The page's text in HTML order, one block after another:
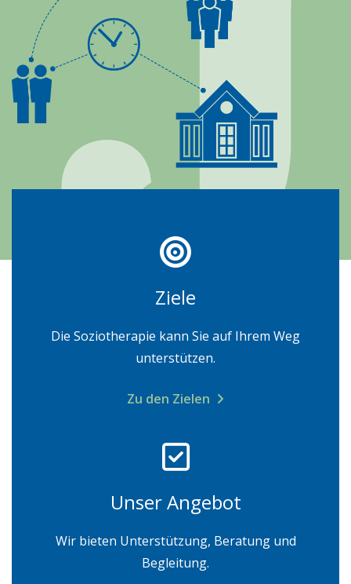
Ziele
Die Soziotherapie kann Sie auf Ihrem Weg
unterstützen.
Zu den Zielen
Unser Angebot
Wir bieten Unterstützung, Beratung und
Begleitung.